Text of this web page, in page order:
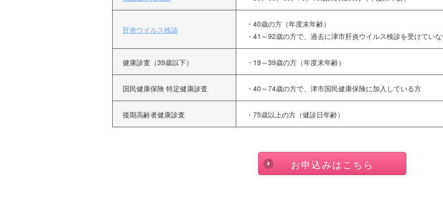
肝炎ウイルス検診
・40歳の方（年度末年齢）
・41～92歳の方で、過去に津市肝炎ウイルス検診を受けていな
健康診査（39歳以下） ・19～39歳の方（年度末年齢）
国民健康保険 特定健康診査 ・40～74歳の方で、津市国民健康保険に加入している方
後期高齢者健康診査 ・75歳以上の方（健診日年齢）
お申込みはこちら